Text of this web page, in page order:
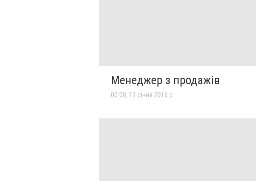
Менеджер з продажів
00:00, 12 січня 2016 р.